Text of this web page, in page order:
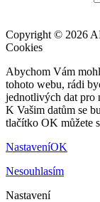
Copyright © 2026
Cookies
Abychom Vám
tohoto webu, rádi
jednotlivých dat pro
K Vašim datům se
tlačítko OK můžete
NastaveníOK
Nesouhlasím
Nastavení